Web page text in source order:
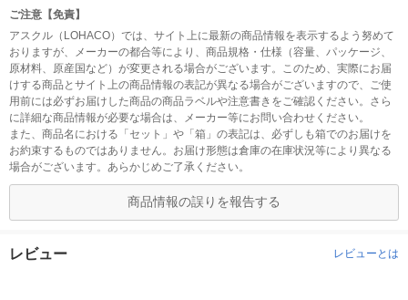
ご注意【免責】
アスクル（LOHACO）では、サイト上に最新の商品情報を表示するよう努めて
おりますが、メーカーの都合等により、商品規格・仕様（容量、パッケージ、
原材料、原産国など）が変更される場合がございます。このため、実際にお届
けする商品とサイト上の商品情報の表記が異なる場合がございますので、ご使
用前には必ずお届けした商品の商品ラベルや注意書きをご確認ください。さら
に詳細な商品情報が必要な場合は、メーカー等にお問い合わせください。
また、商品名における「セット」や「箱」の表記は、必ずしも箱でのお届けを
お約束するものではありません。お届け形態は倉庫の在庫状況等により異なる
場合がございます。あらかじめご了承ください。
商品情報の誤りを報告する
レビュー レビューとは